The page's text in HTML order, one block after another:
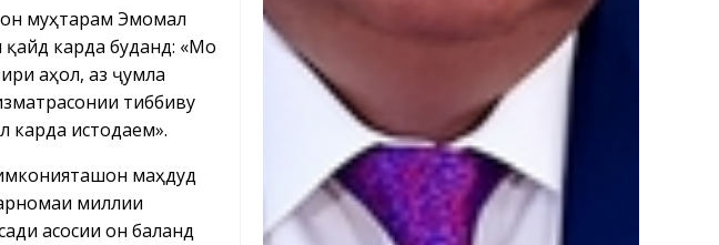
муҳтарам Эмомалӣ
карда буданд: «Мо
аҳолӣ, аз ҷумла
тиббиву
карда истодаем».
маҳдуд
миллии
асосии он баланд